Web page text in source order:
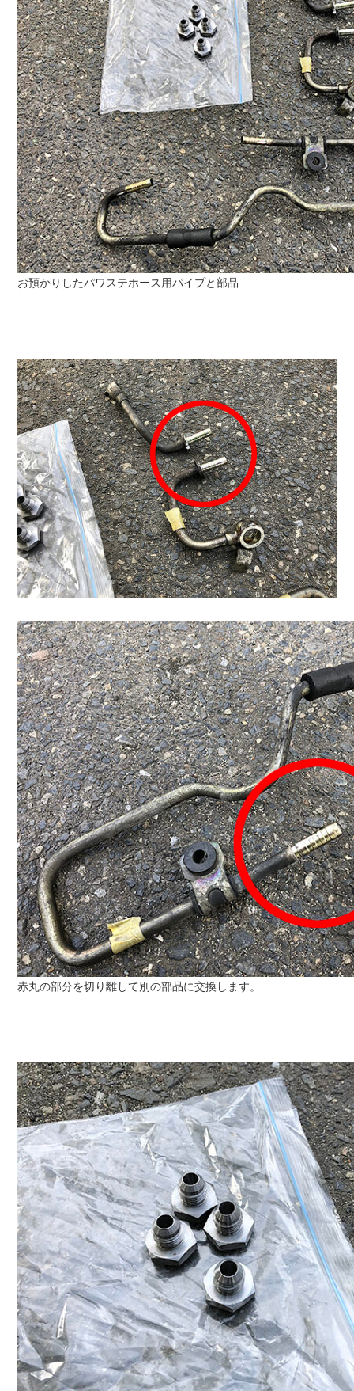
お預かりしたパワステホース用パイプと部品
赤丸の部分を切り離して別の部品に交換します。